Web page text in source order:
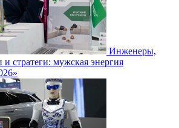
Инженеры,
стратеги: мужская энергия